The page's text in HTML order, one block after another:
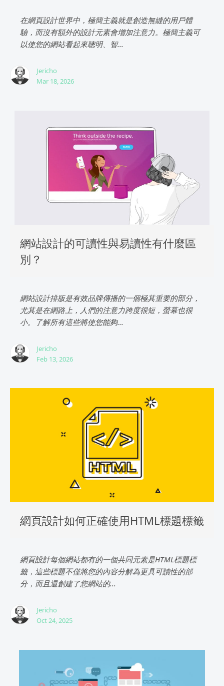
在網頁設計世界中，極簡主義就是創造無縫的用戶體
驗，而沒有額外的設計元素會增加注意力。極簡主義可
以使您的網站看起來聰明、智...
Jericho
Mar 18, 2026
網站設計的可讀性與易讀性有什麼區
別？
網站設計排版是有效品牌傳播的一個極其重要的部分，
尤其是在網路上，人們的注意力跨度很短，螢幕也很
小。了解所有這些將使您能夠...
Jericho
Feb 13, 2026
網頁設計如何正確使用HTML標題標籤
網頁設計每個網站都有的一個共同元素是HTML標題標
籤，這些標題不僅將您的內容分解為更具可讀性的部
分，而且還創建了您網站的...
Jericho
Oct 24, 2025